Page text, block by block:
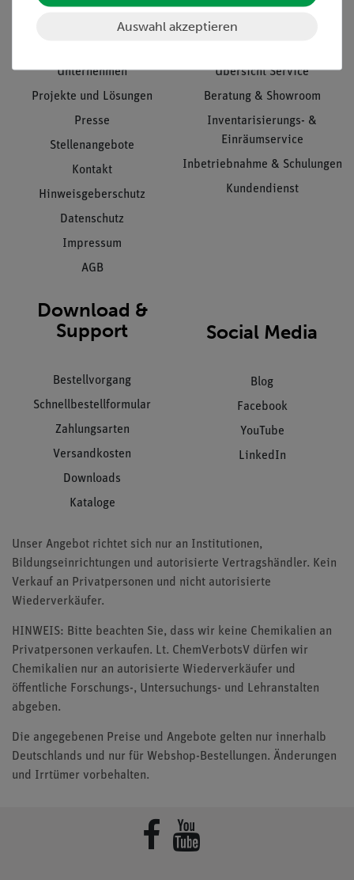
Informationen
Unternehmen
Projekte und Lösungen
Presse
Stellenangebote
Kontakt
Hinweisgeberschutz
Datenschutz
Impressum
AGB
Service
Übersicht Service
Beratung & Showroom
Inventarisierungs- &
Einräumservice
Inbetriebnahme & Schulungen
Kundendienst
Download &
Support
Bestellvorgang
Schnellbestellformular
Zahlungsarten
Versandkosten
Downloads
Kataloge
Social Media
Blog
Facebook
YouTube
LinkedIn
Unser Angebot richtet sich nur an Institutionen,
Bildungseinrichtungen und autorisierte Vertragshändler. Kein
Verkauf an Privatpersonen und nicht autorisierte
Wiederverkäufer.
HINWEIS: Bitte beachten Sie, dass wir keine Chemikalien an
Privatpersonen verkaufen. Lt. ChemVerbotsV dürfen wir
Chemikalien nur an autorisierte Wiederverkäufer und
öffentliche Forschungs-, Untersuchungs- und Lehranstalten
abgeben.
Die angegebenen Preise und Angebote gelten nur innerhalb
Deutschlands und nur für Webshop-Bestellungen. Änderungen
und Irrtümer vorbehalten.
Auswahl akzeptieren